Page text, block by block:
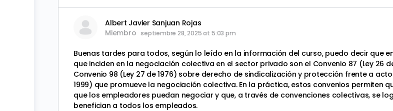
Albert Javier Sanjuan Rojas
Miembro septiembre 28, 2025 at 5:03 pm
Buenas tardes para todos, según lo leído en la información del curso, puedo decir que
que inciden en la negociación colectiva en el sector privado son el Convenio 87 (Ley 26
Convenio 98 (Ley 27 de 1976) sobre derecho de sindicalización y protección frente a
1999) que promueve la negociación colectiva. En la práctica, estos convenios permiten
que los empleadores puedan negociar y que, a través de convenciones colectivas, se
benefician a todos los empleados.